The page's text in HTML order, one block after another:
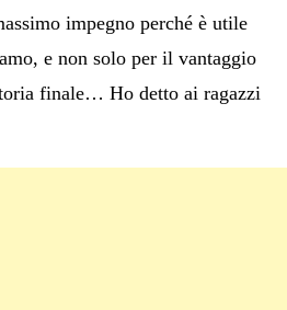
impegno perché è utile
e non solo per il vantaggio
finale… Ho detto ai ragazzi